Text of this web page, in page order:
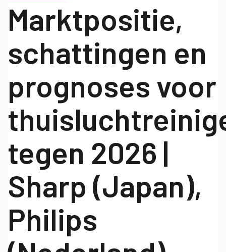
Marktpositie,
schattingen en
prognoses voor
tegen 2026 |
Sharp (Japan),
Philips